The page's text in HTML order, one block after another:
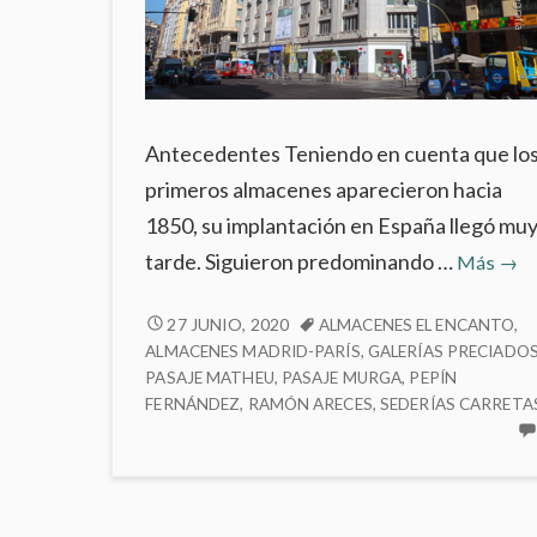
Antecedentes Teniendo en cuenta que los
primeros almacenes aparecieron hacia
1850, su implantación en España llegó muy
tarde. Siguieron predominando … Más
y
→
PASAJES
COMERCIALES
Y
GRANDES
27 JUNIO, 2020 ALMACENES EL ENCANTO,
ALMACENES MADRID-PARÍS, GALERÍAS PRECIADOS
PASAJE MATHEU, PASAJE MURGA, PEPÍN
FERNÁNDEZ, RAMÓN ARECES,SEDERÍAS